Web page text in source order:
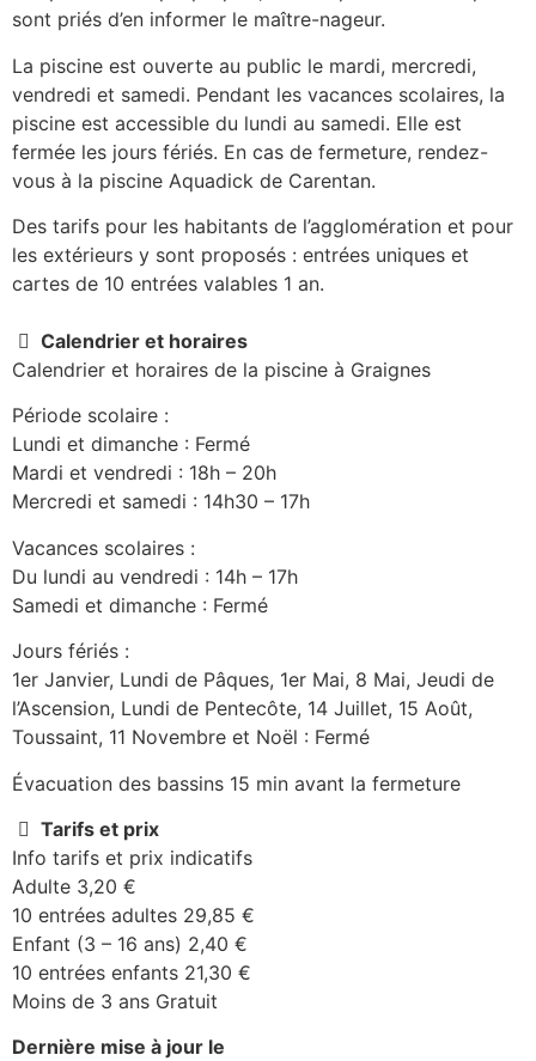
sont priés d’en informer le maître-nageur.
La piscine est ouverte au public le mardi, mercredi,
vendredi et samedi. Pendant les vacances scolaires, la
piscine est accessible du lundi au samedi. Elle est
fermée les jours fériés. En cas de fermeture, rendez-
vous à la piscine Aquadick de Carentan.
Des tarifs pour les habitants de l’agglomération et pour
les extérieurs y sont proposés : entrées uniques et
cartes de 10 entrées valables 1 an.
Calendrier et horaires
Calendrier et horaires de la piscine à Graignes
Période scolaire :
Lundi et dimanche : Fermé
Mardi et vendredi : 18h – 20h
Mercredi et samedi : 14h30 – 17h
Vacances scolaires :
Du lundi au vendredi : 14h – 17h
Samedi et dimanche : Fermé
Jours fériés :
1er Janvier, Lundi de Pâques, 1er Mai, 8 Mai, Jeudi de
l’Ascension, Lundi de Pentecôte, 14 Juillet, 15 Août,
Toussaint, 11 Novembre et Noël : Fermé
Évacuation des bassins 15 min avant la fermeture
Tarifs et prix
Info tarifs et prix indicatifs
Adulte 3,20 €
10 entrées adultes 29,85 €
Enfant (3 – 16 ans) 2,40 €
10 entrées enfants 21,30 €
Moins de 3 ans Gratuit
Dernière mise à jour le